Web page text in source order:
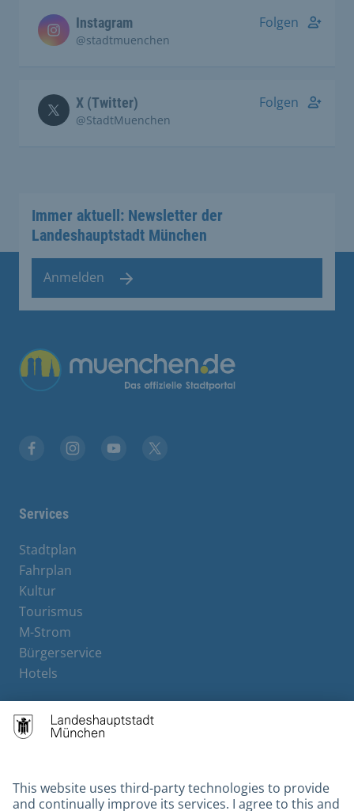
Instagram
@stadtmuenchen
Folgen
X (Twitter)
@StadtMuenchen
Folgen
Immer aktuell: Newsletter der
Landeshauptstadt München
Anmelden
Übergreifende Links
Services
Stadtplan
Fahrplan
Kultur
Tourismus
M-Strom
Bürgerservice
Hotels
Contact
Leichte Sprache
Gebärdensprache